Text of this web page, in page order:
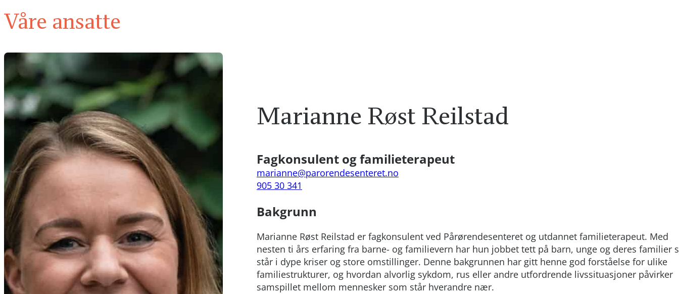
Våre ansatte
Marianne Røst Reilstad
Fagkonsulent og familieterapeut
marianne@parorendesenteret.no
905 30 341
Bakgrunn
Marianne Røst Reilstad er fagkonsulent ved Pårørendesenteret og utdannet familieterapeut. Med
nesten ti års erfaring fra barne- og familievern har hun jobbet tett på barn, unge og deres familier
står i dype kriser og store omstillinger. Denne bakgrunnen har gitt henne god forståelse for ulike
familiestrukturer, og hvordan alvorlig sykdom, rus eller andre utfordrende livssituasjoner påvirker
samspillet mellom mennesker som står hverandre nær.